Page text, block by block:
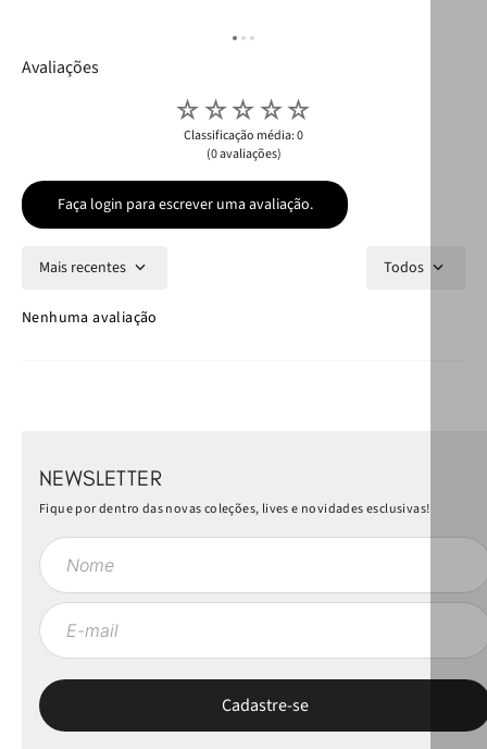
Avaliações
☆☆☆☆☆
Classificação média: 0
(0 avaliações)
Faça login para escrever uma avaliação.
Mais recentes Todos
Nenhuma avaliação
NEWSLETTER
Fique por dentro das novas coleções, lives e novidades esclusivas!